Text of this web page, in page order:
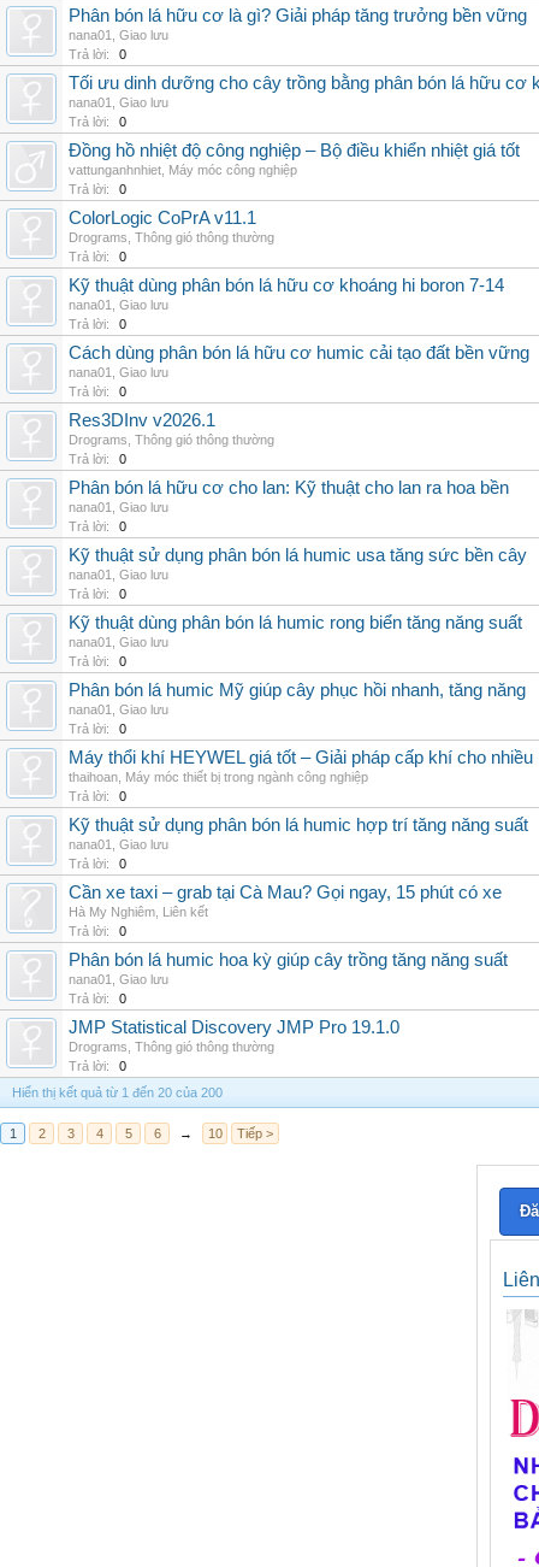
Phân bón lá hữu cơ là gì? Giải pháp tăng trưởng bền vững
nana01
Giao lưu
Trả lời:
0
Tối ưu dinh dưỡng cho cây trồng bằng phân bón lá hữu cơ
nana01
Giao lưu
Trả lời:
0
Đồng hồ nhiệt độ công nghiệp – Bộ điều khiển nhiệt giá tốt
vattunganhnhiet Máy móc công nghiệp
Trả lời:
0
ColorLogic CoPrA v11.1
Drograms Thông gió thông thường
Trả lời:
0
Kỹ thuật dùng phân bón lá hữu cơ khoáng hi boron 7-14
nana01
Giao lưu
Trả lời:
0
Cách dùng phân bón lá hữu cơ humic cải tạo đất bền vững
nana01
Giao lưu
Trả lời:
0
Res3DInv v2026.1
Drograms Thông gió thông thường
Trả lời:
0
Phân bón lá hữu cơ cho lan: Kỹ thuật cho lan ra hoa bền
nana01
Giao lưu
Trả lời:
0
Kỹ thuật sử dụng phân bón lá humic usa tăng sức bền cây
nana01
Giao lưu
Trả lời:
0
Kỹ thuật dùng phân bón lá humic rong biển tăng năng suất
nana01
Giao lưu
Trả lời:
0
Phân bón lá humic Mỹ giúp cây phục hồi nhanh, tăng năng
nana01
Giao lưu
Trả lời:
0
Máy thổi khí HEYWEL giá tốt – Giải pháp cấp khí cho
thaihoan Máy móc thiết bị trong ngành công nghiệp
Trả lời:
0
Kỹ thuật sử dụng phân bón lá humic hợp trí tăng năng suất
nana01
Giao lưu
Trả lời:
0
Cần xe taxi – grab tại Cà Mau? Gọi ngay, 15 phút có xe
Hà My Nghiêm Liên kết
Trả lời:
0
Phân bón lá humic hoa kỳ giúp cây trồng tăng năng suất
nana01
Giao lưu
Trả lời:
0
JMP Statistical Discovery JMP Pro 19.1.0
Drograms Thông gió thông thường
Trả lời:
0
Hiển thị kết quả từ 1 đến 20 của 200
1 2 3 4 5 6 → 10 Tiếp >